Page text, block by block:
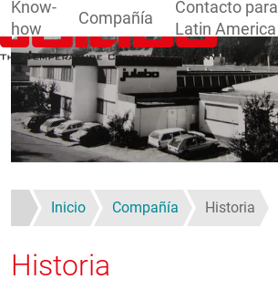
Pasar al contenido principal
Know-
how
Compañía
Contacto para
Latin America
Inicio Compañía Historia
Historia